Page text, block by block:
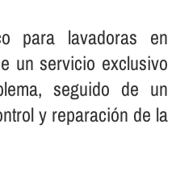
para lavadoras en
un servicio exclusivo
seguido de un
y reparación de la